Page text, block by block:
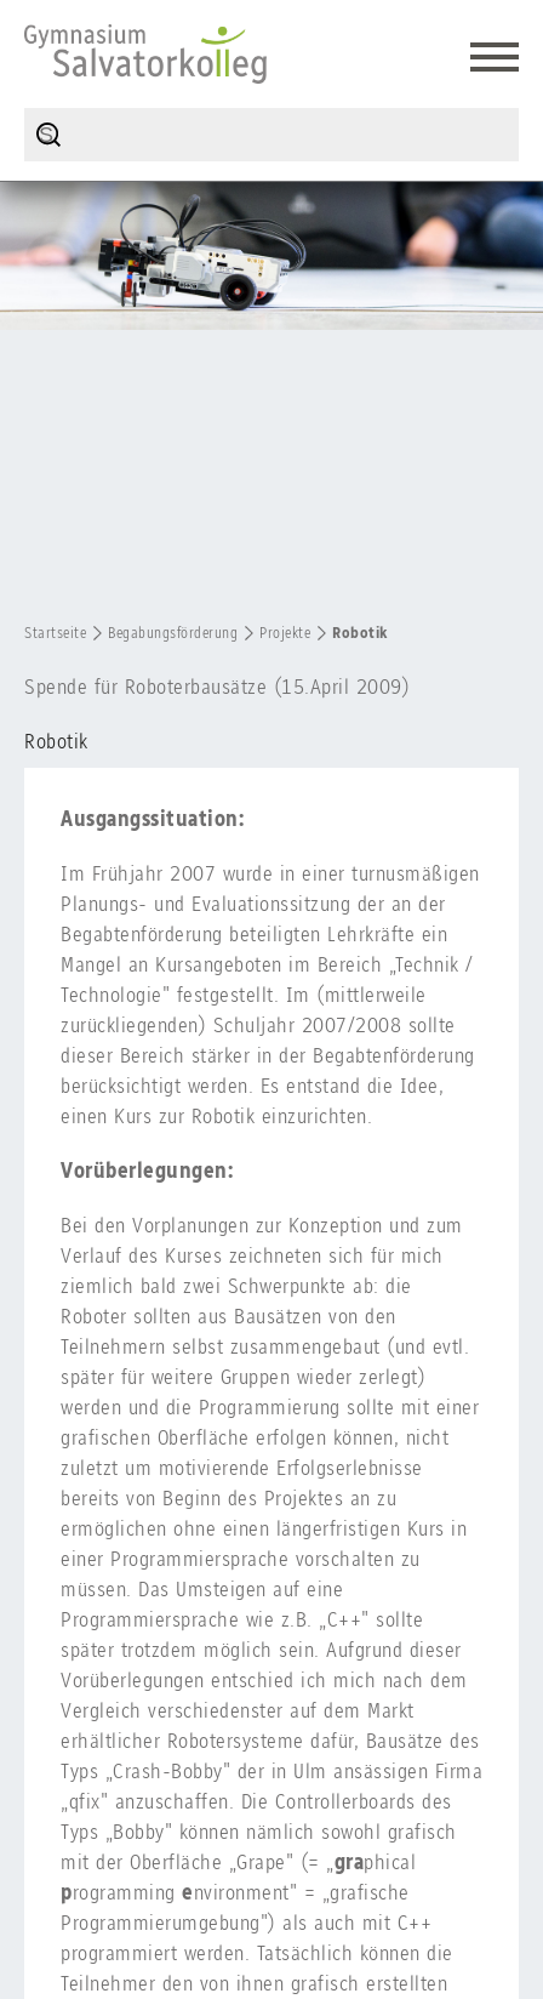
Startseite Begabungsförderung Projekte Robotik
Spende für Roboterbausätze (15.April 2009)
Robotik
Ausgangssituation:
Im Frühjahr 2007 wurde in einer turnusmäßigen
Planungs- und Evaluationssitzung der an der
Begabtenförderung beteiligten Lehrkräfte ein
Mangel an Kursangeboten im Bereich „Technik /
Technologie" festgestellt. Im (mittlerweile
zurückliegenden) Schuljahr 2007/2008 sollte
dieser Bereich stärker in der Begabtenförderung
berücksichtigt werden. Es entstand die Idee,
einen Kurs zur Robotik einzurichten.
Vorüberlegungen:
Bei den Vorplanungen zur Konzeption und zum
Verlauf des Kurses zeichneten sich für mich
ziemlich bald zwei Schwerpunkte ab: die
Roboter sollten aus Bausätzen von den
Teilnehmern selbst zusammengebaut (und evtl.
später für weitere Gruppen wieder zerlegt)
werden und die Programmierung sollte mit einer
grafischen Oberfläche erfolgen können, nicht
zuletzt um motivierende Erfolgserlebnisse
bereits von Beginn des Projektes an zu
ermöglichen ohne einen längerfristigen Kurs in
einer Programmiersprache vorschalten zu
müssen. Das Umsteigen auf eine
Programmiersprache wie z.B. „C++" sollte
später trotzdem möglich sein. Aufgrund dieser
Vorüberlegungen entschied ich mich nach dem
Vergleich verschiedenster auf dem Markt
erhältlicher Robotersysteme dafür, Bausätze des
Typs „Crash-Bobby" der in Ulm ansässigen Firma
„qfix" anzuschaffen. Die Controllerboards des
Typs „Bobby" können nämlich sowohl grafisch
mit der Oberfläche „Grape" (= „graphical
programming environment" = „grafische
Programmierumgebung") als auch mit C++
programmiert werden. Tatsächlich können die
Teilnehmer den von ihnen grafisch erstellten